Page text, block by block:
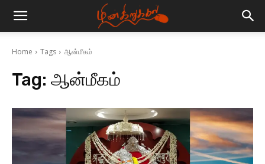
Home Tags ஆன்மீகம்
Tag: ஆன்மீகம்